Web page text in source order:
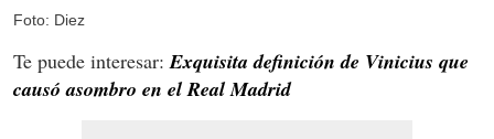
Foto: Diez
Te puede interesar: Exquisita definición de Vinicius que
causó asombro en el Real Madrid